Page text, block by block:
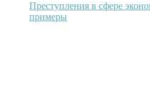
Преступления в сфере
примеры